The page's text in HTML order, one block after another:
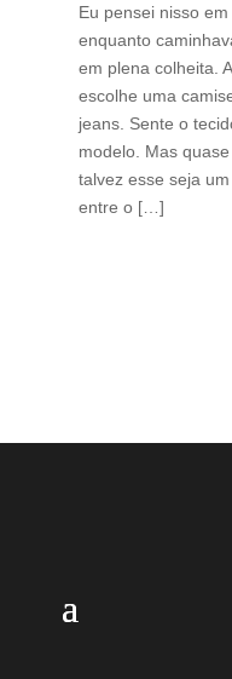
Eu pensei nisso
enquanto
em plena colheita.
escolhe uma
jeans. Sente o
modelo. Mas
talvez esse seja
entre o […]